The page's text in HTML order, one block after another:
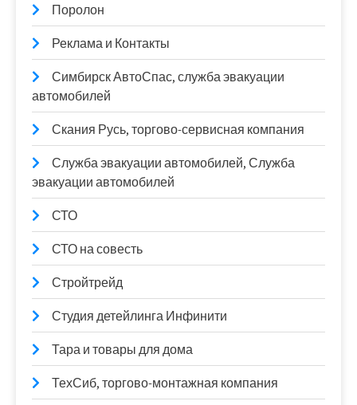
Поролон
Реклама и Контакты
Симбирск АвтоСпас, служба эвакуации
автомобилей
Скания Русь, торгово-сервисная компания
Служба эвакуации автомобилей, Служба
эвакуации автомобилей
СТО
СТО на совесть
Стройтрейд
Студия детейлинга Инфинити
Тара и товары для дома
ТехСиб, торгово-монтажная компания